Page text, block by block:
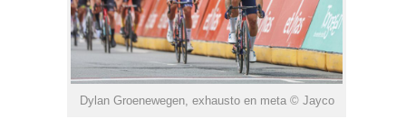
Dylan Groenewegen, exhausto en meta © Jayco